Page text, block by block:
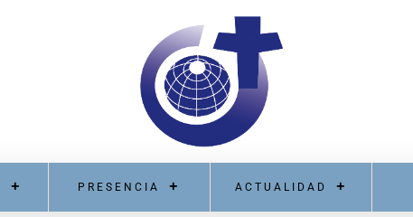
PRESENCIA ACTUALIDAD